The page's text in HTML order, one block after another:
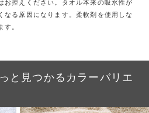
お控えください。タオル本来の吸水性が
なる原因になります。柔軟剤を使用しな
す。
と見つかるカラーバリエ